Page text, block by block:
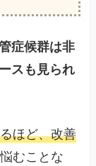
症候群は非
スも見られ
ほど、改善
むことな